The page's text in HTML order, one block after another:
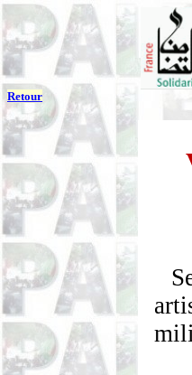
Retour